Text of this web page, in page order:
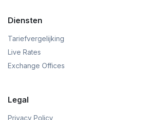
Diensten
Tariefvergelijking
Live Rates
Exchange Offices
Legal
Privacy Policy